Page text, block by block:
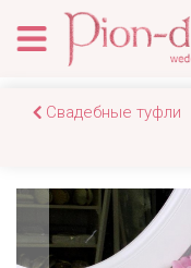
Свадебные туфли